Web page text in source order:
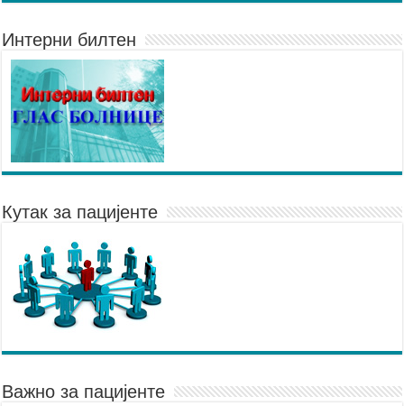
Интерни билтен
Кутак за пацијенте
Важно за пацијенте